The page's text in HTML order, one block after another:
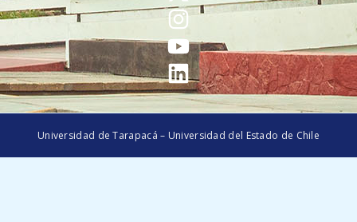
Universidad de Tarapacá – Universidad del Estado de Chile